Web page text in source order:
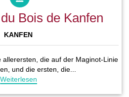
Bois de Kanfen
KANFEN
allerersten, die auf der Maginot-Linie
und die ersten, die...
Weiterlesen